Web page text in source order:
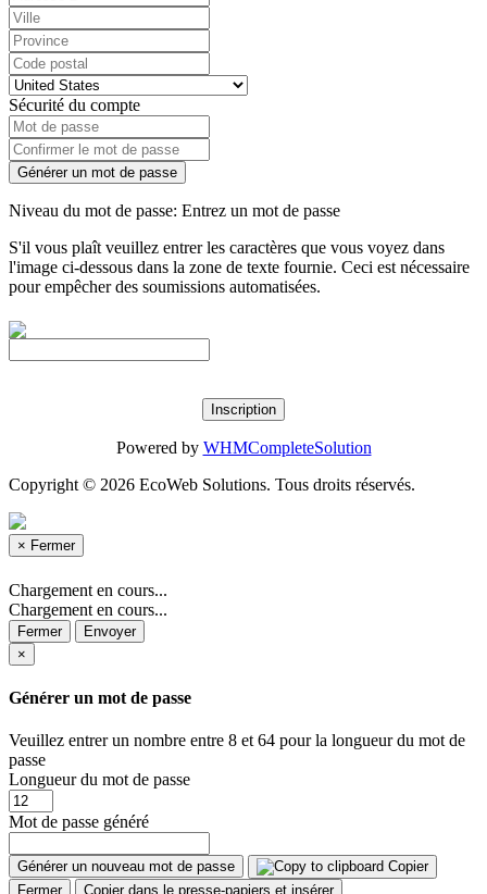
Sécurité du compte
Générer un mot de passe
Niveau du mot de passe: Entrez un mot de passe
S'il vous plaît veuillez entrer les caractères que vous voyez dans
l'image ci-dessous dans la zone de texte fournie. Ceci est nécessaire
pour empêcher des soumissions automatisées.
Powered by WHMCompleteSolution
Copyright © 2026 EcoWeb Solutions. Tous droits réservés.
× Fermer
Chargement en cours...
Chargement en cours...
Fermer
Envoyer
×
Générer un mot de passe
Veuillez entrer un nombre entre 8 et 64 pour la longueur du mot de
passe
Longueur du mot de passe
Mot de passe généré
Générer un nouveau mot de passe
Copier
Fermer
Copier dans le presse-papiers et insérer